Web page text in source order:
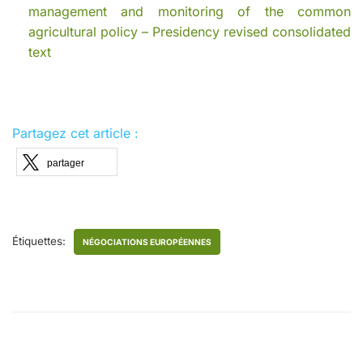
management and monitoring of the common
agricultural policy – Presidency revised consolidated
text
Partagez cet article :
partager
Étiquettes: NÉGOCIATIONS EUROPÉENNES